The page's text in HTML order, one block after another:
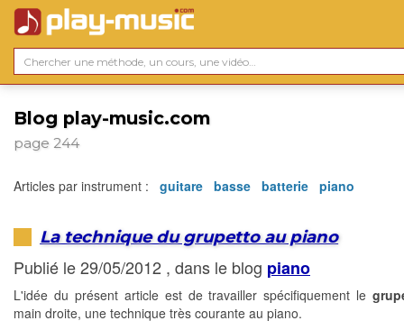
Blog play-music.com
page 244
Articles par instrument : guitare basse batterie piano
La technique du grupetto au piano
Publié le 29/05/2012 , dans le blog piano
L'idée du présent article est de travailler spécifiquement le
main droite, une technique très courante au piano.